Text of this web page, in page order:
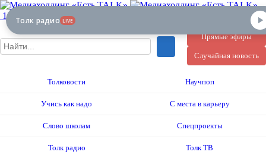
12+
Прямые эфиры
Случайная новость
Толковости Научпоп
Учись как надо С места в карьеру
Слово школам Спецпроекты
Толк радио Толк ТВ
Толк радио LIVE